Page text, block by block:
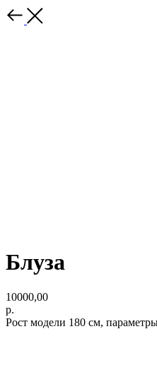
Блуза
10000,00
р.
Рост модели 180 см,